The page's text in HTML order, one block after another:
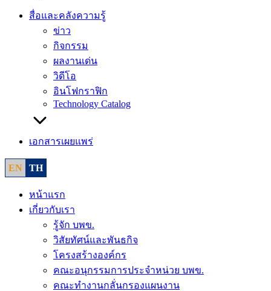
สื่อและคลังความรู้
ข่าว
กิจกรรม
ผลงานเด่น
วิดีโอ
อินโฟกราฟิก
Technology Catalog
เอกสารเผยแพร่
EN TH
หน้าแรก
เกี่ยวกับเรา
รู้จัก บพข.
วิสัยทัศน์และพันธกิจ
โครงสร้างองค์กร
คณะอนุกรรมการประจำหน่วย บพข.
คณะทำงานกลั่นกรองแผนงาน